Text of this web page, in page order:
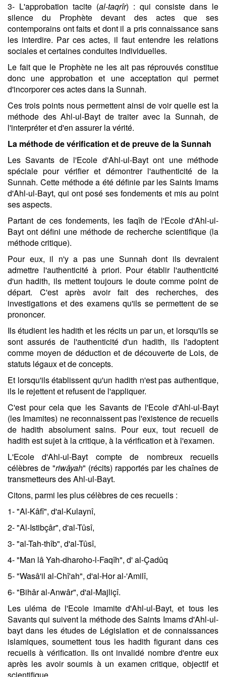
3- L'approbation tacite (al-taqrîr) : qui consiste dans le
silence du Prophète devant des actes que ses
contemporains ont faits et dont il a pris connaissance sans
les interdire. Par ces actes, il faut entendre les relations
sociales et certaines conduites individuelles.
Le fait que le Prophète ne les ait pas réprouvés constitue
donc une approbation et une acceptation qui permet
d'incorporer ces actes dans la Sunnah.
Ces trois points nous permettent ainsi de voir quelle est la
méthode des Ahl-ul-Bayt de traiter avec la Sunnah, de
l'interpréter et d'en assurer la vérité.
La méthode de vérification et de preuve de la Sunnah
Les Savants de l'Ecole d'Ahl-ul-Bayt ont une méthode
spéciale pour vérifier et démontrer l'authenticité de la
Sunnah. Cette méthode a été définie par les Saints Imams
d'Ahl-ul-Bayt, qui ont posé ses fondements et mis au point
ses aspects.
Partant de ces fondements, les faqîh de l'Ecole d'Ahl-ul-
Bayt ont défini une méthode de recherche scientifique (la
méthode critique).
Pour eux, il n'y a pas une Sunnah dont ils devraient
admettre l'authenticité à priori. Pour établir l'authenticité
d'un hadith, ils mettent toujours le doute comme point de
départ. C'est après avoir fait des recherches, des
investigations et des examens qu'ils se permettent de se
prononcer.
Ils étudient les hadith et les récits un par un, et lorsqu'ils se
sont assurés de l'authenticité d'un hadith, ils l'adoptent
comme moyen de déduction et de découverte de Lois, de
statuts légaux et de concepts.
Et lorsqu'ils établissent qu'un hadith n'est pas authentique,
ils le rejettent et refusent de l'appliquer.
C'est pour cela que les Savants de l'Ecole d'Ahl-ul-Bayt
(les Imamites) ne reconnaissent pas l'existence de recueils
de hadith absolument sains. Pour eux, tout recueil de
hadith est sujet à la critique, à la vérification et à l'examen.
L'Ecole d'Ahl-ul-Bayt compte de nombreux recueils
célèbres de "riwâyah" (récits) rapportés par les chaînes de
transmetteurs des Ahl-ul-Bayt.
Citons, parmi les plus célèbres de ces recueils :
1- "Al-Kâfî", d'al-Kulaynî,
2- "Al-Istibçâr", d'al-Tûsî,
3- "al-Tah-thîb", d'al-Tûsî,
4- "Man lâ Yah-dharoho-l-Faqîh", d' al-Çadûq
5- "Wasâ'il al-Chî'ah", d'al-Hor al-'Amilî,
6- "Bihâr al-Anwâr", d'al-Majliçî.
Les uléma de l'Ecole imamite d'Ahl-ul-Bayt, et tous les
Savants qui suivent la méthode des Saints Imams d'Ahl-ul-
bayt dans les études de Législation et de connaissances
islamiques, soumettent tous les hadith figurant dans ces
recueils à vérification. Ils ont invalidé nombre d'entre eux
après les avoir soumis à un examen critique, objectif et